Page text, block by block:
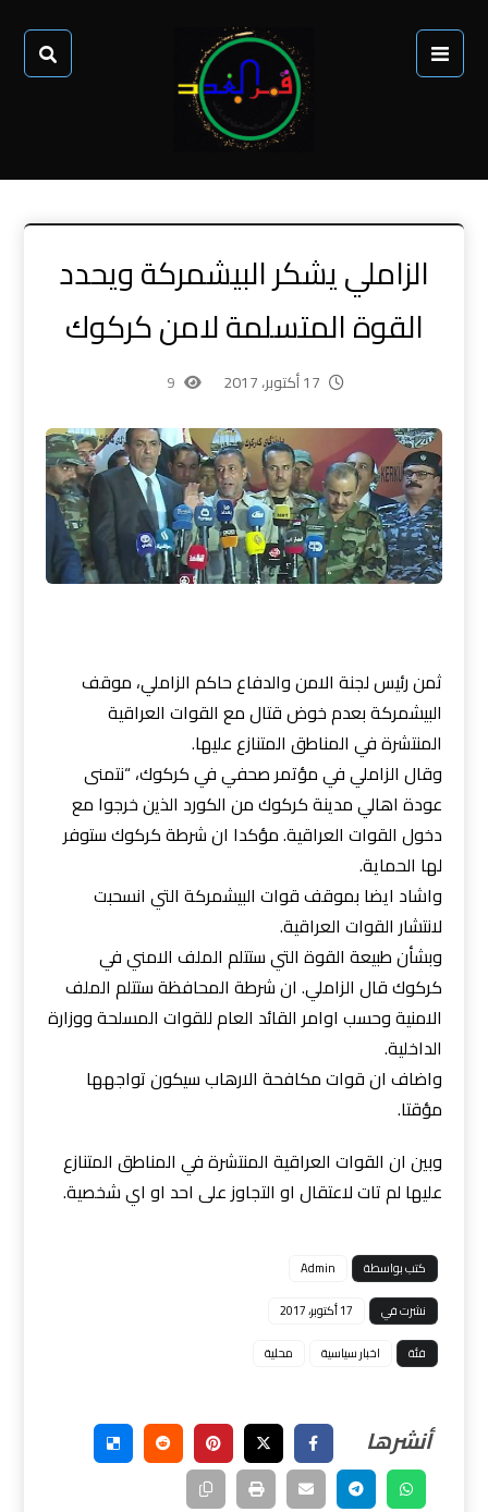
الزاملي يشكر البيشمركة ويحدد
القوة المتسلمة لامن كركوك
17 أكتوبر، 2017 9
ثمن رئيس لجنة الامن والدفاع حاكم الزاملي، موقف
البيشمركة بعدم خوض قتال مع القوات العراقية
المنتشرة في المناطق المتنازع عليها.
وقال الزاملي في مؤتمر صحفي في كركوك، “نتمنى
عودة اهالي مدينة كركوك من الكورد الذين خرجوا مع
دخول القوات العراقية. مؤكدا ان شرطة كركوك ستوفر
لها الحماية.
واشاد ايضا بموقف قوات البيشمركة التي انسحبت
لانتشار القوات العراقية.
وبشأن طبيعة القوة التي ستتلم الملف الامني في
كركوك قال الزاملي. ان شرطة المحافظة ستتلم الملف
الامنية وحسب اوامر القائد العام للقوات المسلحة ووزارة
الداخلية.
واضاف ان قوات مكافحة الارهاب سيكون تواجهها
مؤقتا.
وبين ان القوات العراقية المنتشرة في المناطق المتنازع
عليها لم تات لاعتقال او التجاوز على احد او اي شخصية.
كتب بواسطة
Admin
نشرت في
17 أكتوبر، 2017
فئة
اخبار سياسية محلية